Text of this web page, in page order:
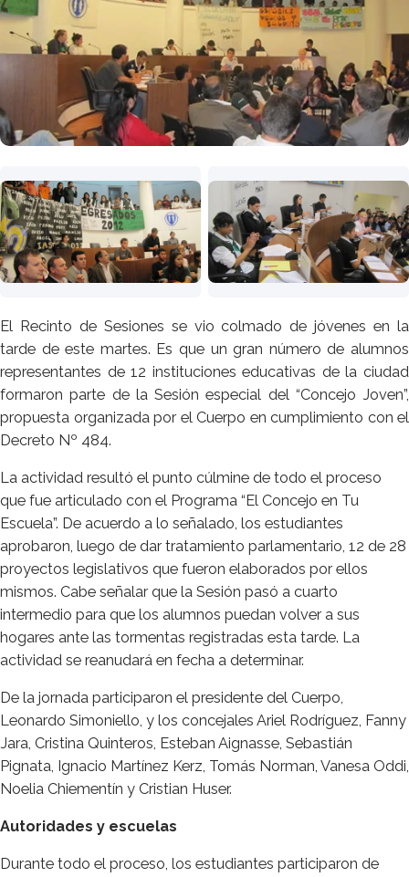
El Recinto de Sesiones se vio colmado de jóvenes en la
tarde de este martes. Es que un gran número de alumnos
representantes de 12 instituciones educativas de la ciudad
formaron parte de la Sesión especial del “Concejo Joven”,
propuesta organizada por el Cuerpo en cumplimiento con el
Decreto Nº 484.
La actividad resultó el punto cúlmine de todo el proceso
que fue articulado con el Programa “El Concejo en Tu
Escuela”. De acuerdo a lo señalado, los estudiantes
aprobaron, luego de dar tratamiento parlamentario, 12 de 28
proyectos legislativos que fueron elaborados por ellos
mismos. Cabe señalar que la Sesión pasó a cuarto
intermedio para que los alumnos puedan volver a sus
hogares ante las tormentas registradas esta tarde. La
actividad se reanudará en fecha a determinar.
De la jornada participaron el presidente del Cuerpo,
Leonardo Simoniello, y los concejales Ariel Rodríguez, Fanny
Jara, Cristina Quinteros, Esteban Aignasse, Sebastián
Pignata, Ignacio Martínez Kerz, Tomás Norman, Vanesa Oddi,
Noelia Chiementín y Cristian Huser.
Autoridades y escuelas
Durante todo el proceso, los estudiantes participaron de